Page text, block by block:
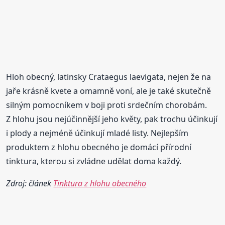
Hloh obecný, latinsky Crataegus laevigata, nejen že na
jaře krásně kvete a omamně voní, ale je také skutečně
silným pomocníkem v boji proti srdečním chorobám.
Z hlohu jsou nejúčinnější jeho květy, pak trochu účinkují
i plody a nejméně účinkují mladé listy. Nejlepším
produktem z hlohu obecného je domácí přírodní
tinktura, kterou si zvládne udělat doma každý.
Zdroj: článek Tinktura z hlohu obecného